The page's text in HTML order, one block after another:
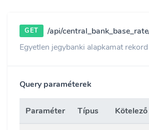
GET
/api/
Egyetlen jegybanki alapkamat
Query paraméterek
Paraméter Típus Kötelező